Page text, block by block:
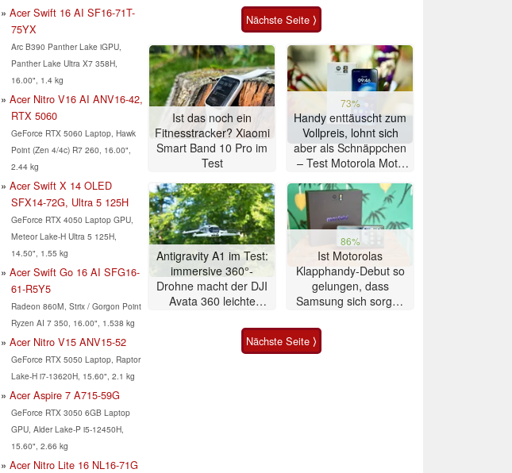
Acer Swift 16 AI SF16-71T-
75YX
Arc B390 Panther Lake iGPU,
Panther Lake Ultra X7 358H,
16.00", 1.4 kg
Acer Nitro V16 AI ANV16-42,
RTX 5060
GeForce RTX 5060 Laptop, Hawk
Point (Zen 4/4c) R7 260, 16.00",
2.44 kg
Acer Swift X 14 OLED
SFX14-72G, Ultra 5 125H
GeForce RTX 4050 Laptop GPU,
Meteor Lake-H Ultra 5 125H,
14.50", 1.55 kg
Acer Swift Go 16 AI SFG16-
61-R5Y5
Radeon 860M, Strix / Gorgon Point
Ryzen AI 7 350, 16.00", 1.538 kg
Acer Nitro V15 ANV15-52
GeForce RTX 5050 Laptop, Raptor
Lake-H i7-13620H, 15.60", 2.1 kg
Acer Aspire 7 A715-59G
GeForce RTX 3050 6GB Laptop
GPU, Alder Lake-P i5-12450H,
15.60", 2.66 kg
Acer Nitro Lite 16 NL16-71G
Nächste Seite ⟩
Ist das noch ein
Fitnesstracker? Xiaomi
Smart Band 10 Pro im
Test
73%
Handy enttäuscht zum
Vollpreis, lohnt sich
aber als Schnäppchen
– Test Motorola Moto
Antigravity A1 im Test:
immersive 360°-
Drohne macht der DJI
Avata 360 leichte
86%
Ist Motorolas
Klapphandy-Debut so
gelungen, dass
Samsung sich sorgen
Smartphone im Test
Nächste Seite ⟩